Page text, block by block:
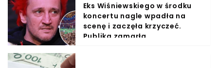
Eks Wiśniewskiego w środku
koncertu nagle wpadła na
scenę i zaczęła krzyczeć.
Publika zamarła